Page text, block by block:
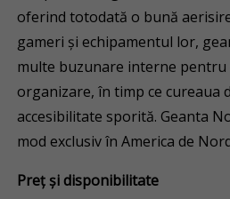
oferind totodată o bună
gameri și echipamentul lor,
multe buzunare interne pentru
organizare, în timp ce cureaua
accesibilitate sporită. Geanta
mod exclusiv în America de
Preț și disponibilitate